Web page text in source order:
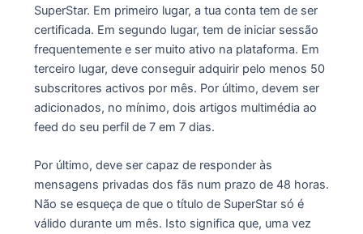
SuperStar. Em primeiro lugar, a tua conta tem de ser
certificada. Em segundo lugar, tem de iniciar sessão
frequentemente e ser muito ativo na plataforma. Em
terceiro lugar, deve conseguir adquirir pelo menos 50
subscritores activos por mês. Por último, devem ser
adicionados, no mínimo, dois artigos multimédia ao
feed do seu perfil de 7 em 7 dias.
Por último, deve ser capaz de responder às
mensagens privadas dos fãs num prazo de 48 horas.
Não se esqueça de que o título de SuperStar só é
válido durante um mês. Isto significa que, uma vez